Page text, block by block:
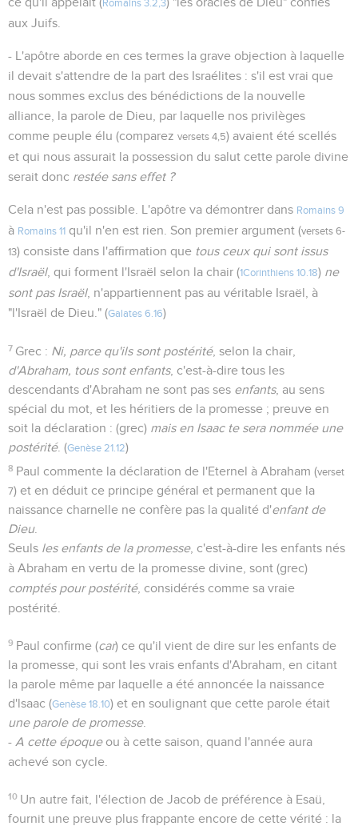
Romains 3.2,3
aux Juifs.
- L'apôtre aborde en ces termes la grave objection à laquelle
il devait s'attendre de la part des Israélites : s'il est vrai que
nous sommes exclus des bénédictions de la nouvelle
alliance, la parole de Dieu, par laquelle nos privilèges
comme peuple élu (comparez versets 4,5) avaient été scellés
et qui nous assurait la possession du salut cette parole divine
serait donc restée sans effet ?
Cela n'est pas possible. L'apôtre va démontrer dans Romains 9
à Romains 11 qu'il n'en est rien. Son premier argument (versets 6-
13) consiste dans l'affirmation que tous ceux qui sont issus
d'Israël, qui forment l'Israël selon la chair (1Corinthiens 10.18) ne
sont pas Israël, n'appartiennent pas au véritable Israël, à
"l'Israël de Dieu." (Galates 6.16)
7 Grec : Ni, parce qu'ils sont postérité, selon la chair,
d'Abraham, tous sont enfants, c'est-à-dire tous les
descendants d'Abraham ne sont pas ses enfants, au sens
spécial du mot, et les héritiers de la promesse ; preuve en
soit la déclaration : (grec) mais en Isaac te sera nommée une
postérité. (Genèse 21.12)
8 Paul commente la déclaration de l'Eternel à Abraham (verset
7) et en déduit ce principe général et permanent que la
naissance charnelle ne confère pas la qualité d'enfant de
Dieu.
Seuls les enfants de la promesse, c'est-à-dire les enfants nés
à Abraham en vertu de la promesse divine, sont (grec)
comptés pour postérité, considérés comme sa vraie
postérité.
9 Paul confirme (car) ce qu'il vient de dire sur les enfants de
la promesse, qui sont les vrais enfants d'Abraham, en citant
la parole même par laquelle a été annoncée la naissance
d'lsaac (Genèse 18.10) et en soulignant que cette parole était
une parole de promesse.
- A cette époqueou à cette saison, quand l'année aura
achevé son cycle.
10 Un autre fait, l'élection de Jacob de préférence à Esaü,
fournit une preuve plus frappante encore de cette vérité : la